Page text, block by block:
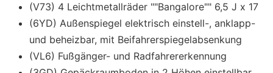
(V73) 4 Leichtmetallräder ""Bangalore"" 6,5 J x 17
(6YD) Außenspiegel elektrisch einstell-, anklapp-
und beheizbar, mit Beifahrerspiegelabsenkung
(VL6) Fußgänger- und Radfahrererkennung